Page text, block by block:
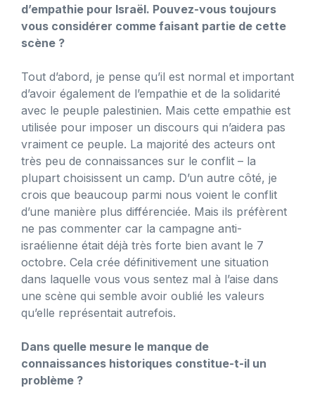
d’empathie pour Israël. Pouvez-vous toujours
vous considérer comme faisant partie de cette
scène ?
Tout d’abord, je pense qu’il est normal et important
d’avoir également de l’empathie et de la solidarité
avec le peuple palestinien. Mais cette empathie est
utilisée pour imposer un discours qui n’aidera pas
vraiment ce peuple. La majorité des acteurs ont
très peu de connaissances sur le conflit – la
plupart choisissent un camp. D’un autre côté, je
crois que beaucoup parmi nous voient le conflit
d’une manière plus différenciée. Mais ils préfèrent
ne pas commenter car la campagne anti-
israélienne était déjà très forte bien avant le 7
octobre. Cela crée définitivement une situation
dans laquelle vous vous sentez mal à l’aise dans
une scène qui semble avoir oublié les valeurs
qu’elle représentait autrefois.
Dans quelle mesure le manque de
connaissances historiques constitue-t-il un
problème ?